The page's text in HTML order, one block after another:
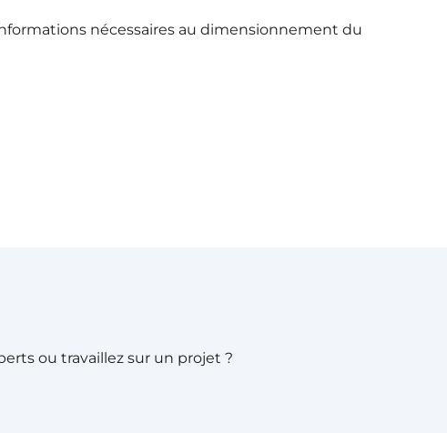
nécessaires au dimensionnement du
ou travaillez sur un projet ?